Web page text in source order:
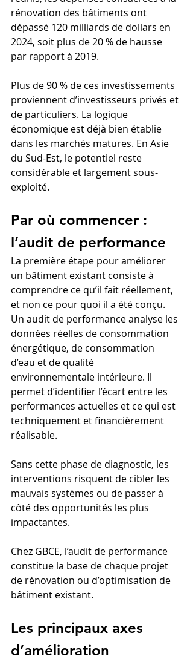
rénovation des bâtiments ont
dépassé 120 milliards de dollars en
2024, soit plus de 20 % de hausse
par rapport à 2019.
Plus de 90 % de ces investissements
proviennent d’investisseurs privés et
de particuliers. La logique
économique est déjà bien établie
dans les marchés matures. En Asie
du Sud-Est, le potentiel reste
considérable et largement sous-
exploité.
Par où commencer :
l’audit de performance
La première étape pour améliorer
un bâtiment existant consiste à
comprendre ce qu’il fait réellement,
et non ce pour quoi il a été conçu.
Un audit de performance analyse les
données réelles de consommation
énergétique, de consommation
d’eau et de qualité
environnementale intérieure. Il
permet d’identifier l’écart entre les
performances actuelles et ce qui est
techniquement et financièrement
réalisable.
Sans cette phase de diagnostic, les
interventions risquent de cibler les
mauvais systèmes ou de passer à
côté des opportunités les plus
impactantes.
Chez GBCE, l’audit de performance
constitue la base de chaque projet
de rénovation ou d’optimisation de
bâtiment existant.
Les principaux axes
d’amélioration